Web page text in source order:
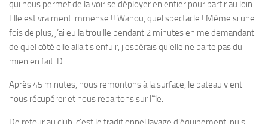
qui nous permet de la voir se déployer en entier pour partir au loin.
Elle est vraiment immense !! Wahou, quel spectacle ! Même si une
fois de plus, j’ai eu la trouille pendant 2 minutes en me demandant
de quel côté elle allait s’enfuir, j’espérais qu’elle ne parte pas du
mien en fait :D
Après 45 minutes, nous remontons à la surface, le bateau vient
nous récupérer et nous repartons sur l’île.